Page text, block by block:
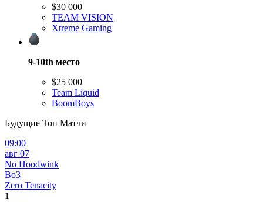
$30 000
TEAM VISION
Xtreme Gaming
9-10th место
$25 000
Team Liquid
BoomBoys
Будущие Топ Матчи
09:00
авг 07
No Hoodwink
Bo3
Zero Tenacity
1